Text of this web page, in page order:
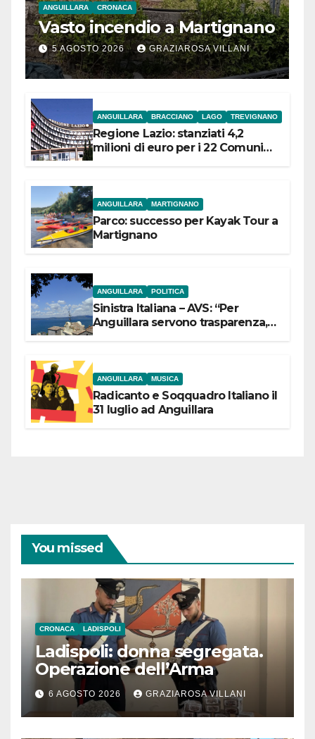
ANGUILLARA CRONACA
Vasto incendio a Martignano
5 AGOSTO 2026 GRAZIAROSA VILLANI
ANGUILLARA BRACCIANO LAGO TREVIGNANO
Regione Lazio: stanziati 4,2
milioni di euro per i 22 Comuni
ANGUILLARA MARTIGNANO
Parco: successo per Kayak Tour a
Martignano
ANGUILLARA POLITICA
Sinistra Italiana – AVS: “Per
Anguillara servono trasparenza,
ANGUILLARA MUSICA
Radicanto e Soqquadro Italiano il
31 luglio ad Anguillara
You missed
CRONACA LADISPOLI
Ladispoli: donna segregata.
Operazione dell’Arma
6 AGOSTO 2026 GRAZIAROSA VILLANI